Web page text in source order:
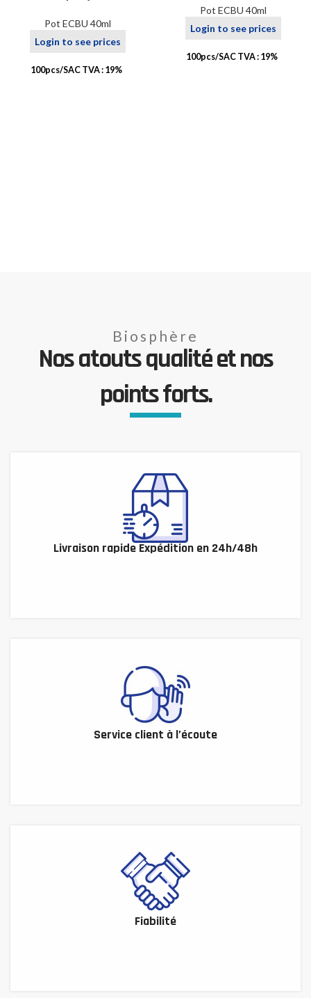
Pot ECBU 40ml
Login to see prices
100pcs/SAC TVA : 19%
Pot ECBU 40ml
Login to see prices
100pcs/SAC TVA : 19%
Biosphère
Nos atouts qualité et nos
points forts.
Livraison rapide Expédition en 24h/48h
Service client à l’écoute
Fiabilité